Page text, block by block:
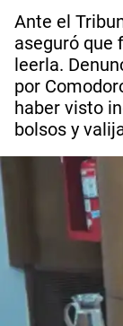
Ante el
aseguró que
leerla.
por
haber visto
bolsos y